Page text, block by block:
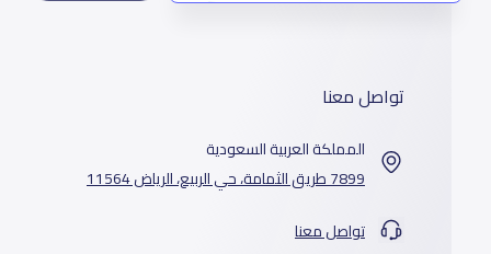
تواصل معنا
المملكة العربية السعودية
7899 طريق الثمامة، حي الربيع، الرياض 11564
تواصل معنا